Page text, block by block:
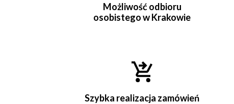
Możliwość odbioru
osobistego w Krakowie
Szybka realizacja zamówień